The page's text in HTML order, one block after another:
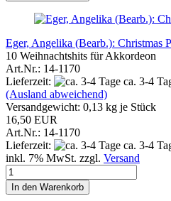
Eger, Angelika (Bearb.): Christmas
10 Weihnachtshits für Akkordeon
Art.Nr.: 14-1170
Lieferzeit:
ca. 3-4
(Ausland abweichend)
Versandgewicht: 0,13 kg je Stück
16,50 EUR
Art.Nr.: 14-1170
Lieferzeit:
ca. 3-4
inkl. 7% MwSt. zzgl. Versand
In den Warenkorb